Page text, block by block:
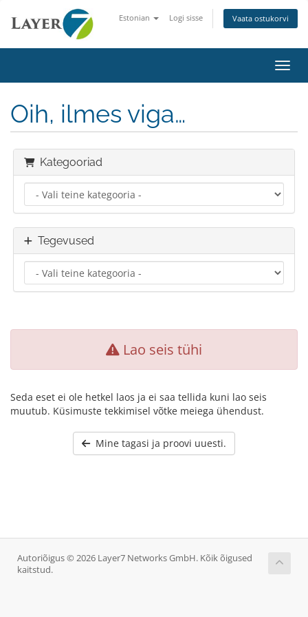
Estonian Logi sisse Vaata ostukorvi
Oih, ilmes viga…
Kategooriad
Tegevused
Lao seis tühi
Seda eset ei ole hetkel laos ja ei saa tellida kuni lao seis
muutub. Küsimuste tekkimisel võtke meiega ühendust.
Mine tagasi ja proovi uuesti.
Autoriõigus © 2026 Layer7 Networks GmbH. Kõik õigused
kaitstud.